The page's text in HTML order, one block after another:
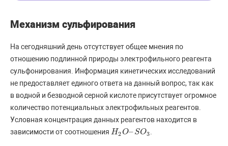
Механизм сульфирования
На сегодняшний день отсутствует общее мнения по
отношению подлинной природы электрофильного реагента
сульфонирования. Информация кинетических исследований
не предоставляет единого ответа на данный вопрос, так как
в водной и безводной серной кислоте присутствует огромное
количество потенциальных электрофильных реагентов.
Условная концентрация данных реагентов находится в
зависимости от соотношения H2O– SO3
H2O–SO3